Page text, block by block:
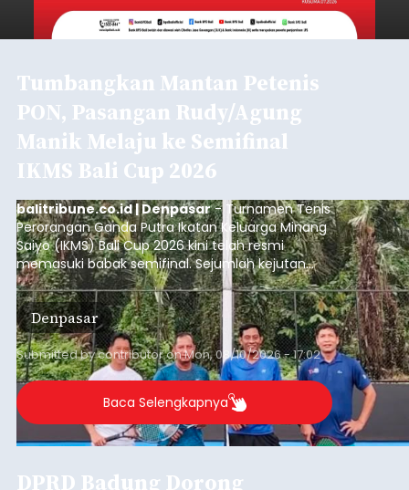
Tumbangkan Mantan Petenis
PON, Pasangan Rudy/Agung
Manik Melaju ke Semifinal
IKMS Bali Cup 2026
balitribune.co.id | Denpasar- Turnamen Tenis
Perorangan Ganda Putra Ikatan Keluarga Minang
Saiyo (IKMS) Bali Cup 2026 kini telah resmi
memasuki babak semifinal. Sejumlah kejutan
mewarnai babak delapan besar yang digelar di
Lapangan Tenis Telkom Denpasar pada Minggu,
9 Agustus 2026.
Denpasar
Submitted bycontributoronMon, 08/10/2026 - 17:02
Baca Selengkapnya
DPRD Badung Dorong